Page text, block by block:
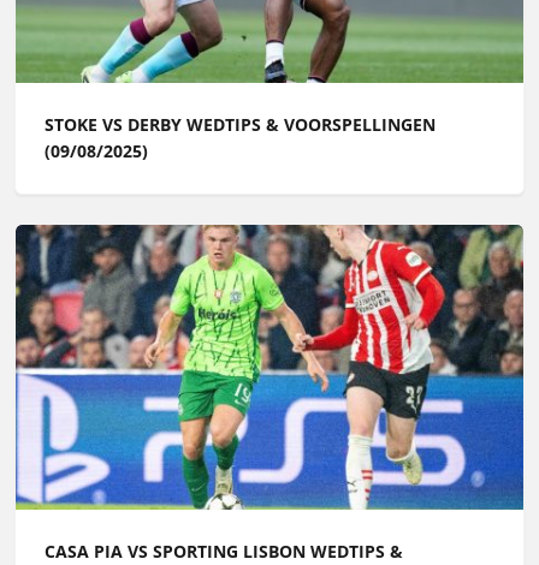
STOKE VS DERBY WEDTIPS & VOORSPELLINGEN
(09/08/2025)
CASA PIA VS SPORTING LISBON WEDTIPS &